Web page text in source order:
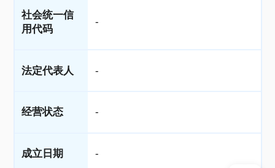
社会统一信
用代码
-
法定代表人 -
经营状态 -
成立日期 -